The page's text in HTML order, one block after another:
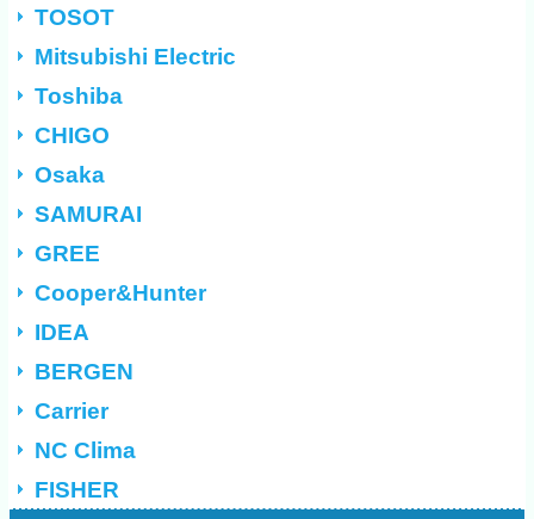
TOSOT
Mitsubishi Electric
Toshiba
CHIGO
Osaka
SAMURAI
GREE
Cooper&Hunter
IDEA
BERGEN
Carrier
NC Clima
FISHER